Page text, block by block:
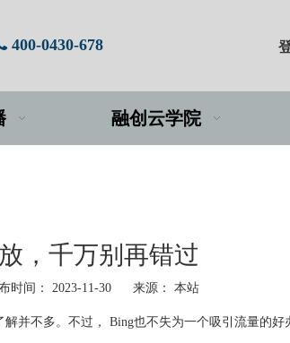
400-0430-678
融创云学院
，千万别再错过
间： 2023-11-30 来源： 本站
并不多。不过， Bing也不失为一个吸引流量的好